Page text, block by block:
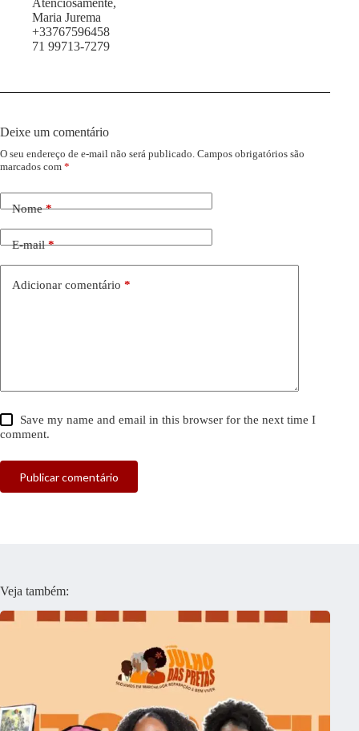
Atenciosamente,
Maria Jurema
+33767596458
71 99713-7279
Deixe um comentário
O seu endereço de e-mail não será publicado. Campos obrigatórios são
marcados com *
Nome*
E-mail*
Adicionar comentário *
Save my name and email in this browser for the next time I
comment.
Publicar comentário
Veja também: